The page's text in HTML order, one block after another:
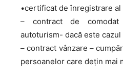
•certificat de înregistrare
– contract de
autoturism- dacă este cazul
– contract vânzare –
persoanelor care dețin mai